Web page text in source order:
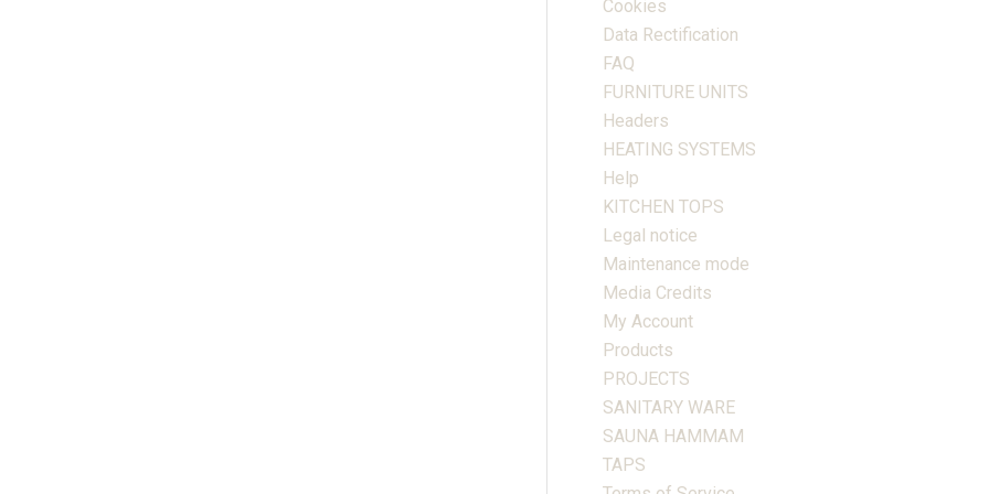
Cookies
Data Rectification
FAQ
FURNITURE UNITS
Headers
HEATING SYSTEMS
Help
KITCHEN TOPS
Legal notice
Maintenance mode
Media Credits
My Account
Products
PROJECTS
SANITARY WARE
SAUNA HAMMAM
TAPS